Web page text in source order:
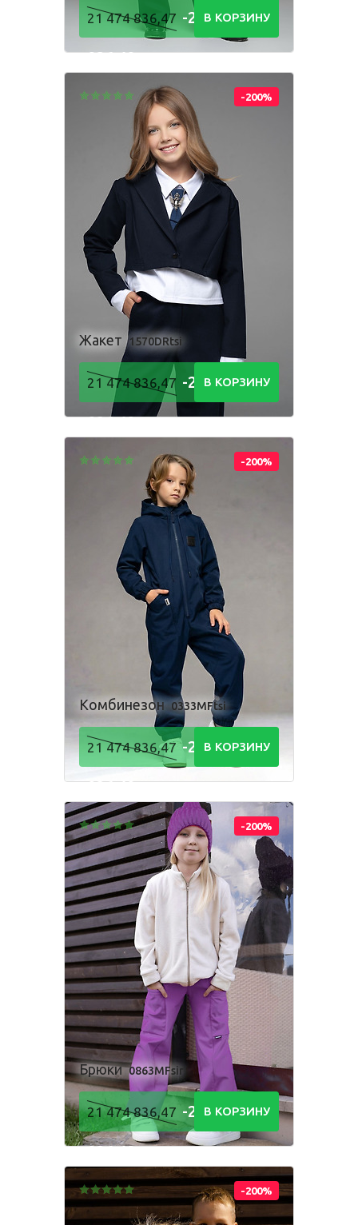
21 474 836,47 -21 474
836,48Р
В КОРЗИНУ
-200%
Жакет 1570DRtsi
21 474 836,47 -21 474
836,48Р
В КОРЗИНУ
-200%
Комбинезон 0333MFtsi
21 474 836,47 -21 474
836,48Р
В КОРЗИНУ
-200%
Брюки 0863MFsir
21 474 836,47 -21 474
836,48Р
В КОРЗИНУ
-200%